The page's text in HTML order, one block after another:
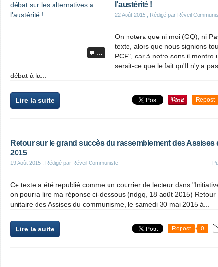
…
l'austérité !
22 Août 2015 , Rédigé par Réveil
On notera que ni moi (GQ), ni
texte, alors que nous signions
PCF", car à notre sens il montre
serait-ce que le fait qu'Il n'y a
débat à la...
Lire la suite Repost
Retour sur le grand succès du rassemblement des Assises
2015
19 Août 2015 , Rédigé par Réveil Communiste
Ce texte a été republié comme un courrier de lecteur dans
on pourra lire ma réponse ci-dessous (ndgq, 18 août 2015) Retour
unitaire des Assises du communisme, le samedi 30 mai 2015 à...
Lire la suite Repost 0